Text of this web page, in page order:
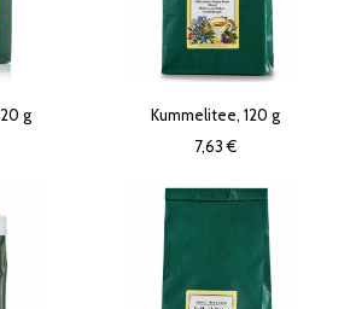
g
Kummelitee, 120 g
7,63 €